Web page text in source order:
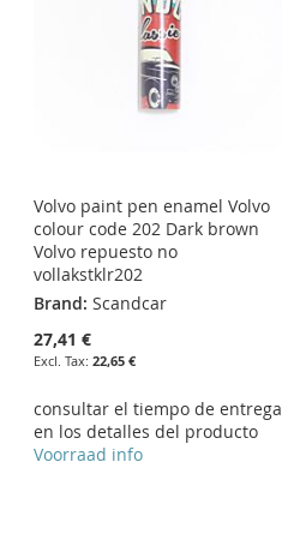
Volvo paint pen enamel Volvo
colour code 202 Dark brown
Volvo repuesto no
vollakstklr202
Brand: Scandcar
27,41 €
22,65 €
consultar el tiempo de entrega
en los detalles del producto
Voorraad info